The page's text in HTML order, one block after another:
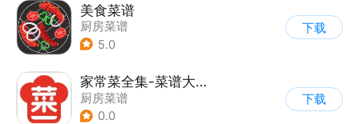
美食菜谱
厨房菜谱
5.0
下载
家常菜全集-菜谱大全
厨房菜谱
0.0
下载